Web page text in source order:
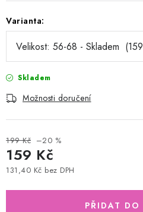
Varianta:
Skladem
Možnosti doručení
199 Kč –20 %
159 Kč
131,40 Kč bez DPH
PŘIDAT DO